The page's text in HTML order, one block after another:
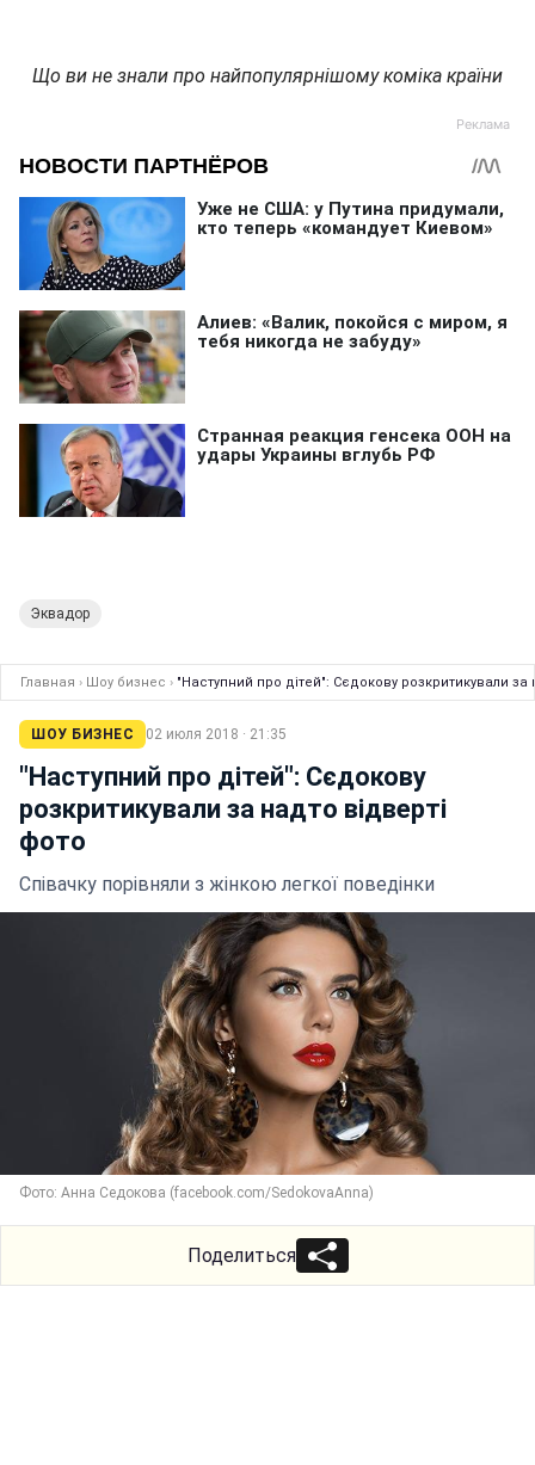
Що ви не знали про найпопулярнішому коміка країни
Эквадор
Главная › Шоу бизнес › "Наступний про дітей": Сєдокову розкритикували за
ШОУ БИЗНЕС 02 июля 2018 · 21:35
"Наступний про дітей": Сєдокову
розкритикували за надто відверті
фото
Співачку порівняли з жінкою легкої поведінки
Фото: Анна Седокова (facebook.com/SedokovaAnna)
Поделиться